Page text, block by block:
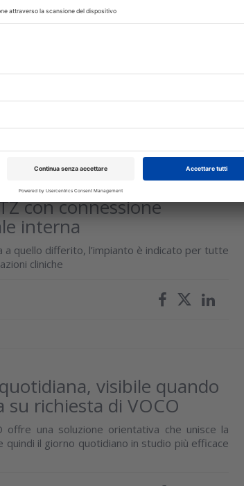
con connessione
interna
a quello differito, l’impianto è indicato per tutte
cliniche
visibile quando
su richiesta di VOCO
offre una soluzione orientativa che unisce la
quindi il giorno quotidiano in studio più efficace